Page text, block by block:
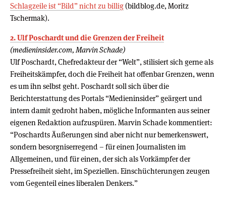
Schlagzeile ist “Bild” nicht zu billig (bildblog.de, Moritz
Tschermak).
2. Ulf Poschardt und die Grenzen der Freiheit
(medieninsider.com, Marvin Schade)
Ulf Poschardt, Chefredakteur der “Welt”, stilisiert sich gerne als
Freiheitskämpfer, doch die Freiheit hat offenbar Grenzen, wenn
es um ihn selbst geht. Poschardt soll sich über die
Berichterstattung des Portals “Medieninsider” geärgert und
intern damit gedroht haben, mögliche Informanten aus seiner
eigenen Redaktion aufzuspüren. Marvin Schade kommentiert:
“Poschardts Äußerungen sind aber nicht nur bemerkenswert,
sondern besorgniserregend – für einen Journalisten im
Allgemeinen, und für einen, der sich als Vorkämpfer der
Pressefreiheit sieht, im Speziellen. Einschüchterungen zeugen
vom Gegenteil eines liberalen Denkers.”